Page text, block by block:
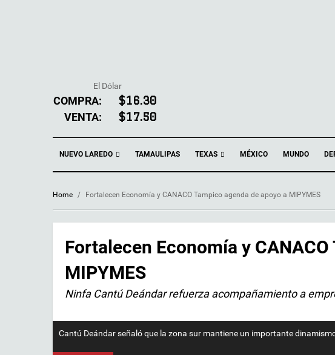
El Dólar
COMPRA: $16.30
VENTA: $17.50
NUEVO LAREDO TAMAULIPAS TEXAS MÉXICO MUNDO
Home / Fortalecen Economía y CANACO Tampico agenda de apoyo a MIPYMES
Fortalecen Economía y
MIPYMES
Ninfa Cantú Deándar refuerza acompañamiento a
Cantú Deándar señaló que la zona sur mantiene un importante